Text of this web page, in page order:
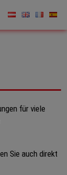
für viele
Sie auch direkt